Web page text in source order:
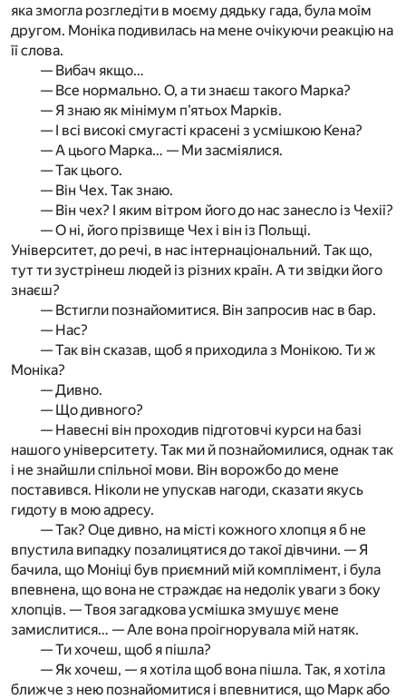
яка змогла розгледіти в моєму дядьку гада, була моїм
другом. Моніка подивилась на мене очікуючи реакцію на
її слова.
— Вибач якщо…
— Все нормально. О, а ти знаєш такого Марка?
— Я знаю як мінімум п’ятьох Марків.
— І всі високі смугасті красені з усмішкою Кена?
— А цього Марка… — Ми засміялися.
— Так цього.
— Він Чех. Так знаю.
— Він чех? І яким вітром його до нас занесло із Чехії?
— О ні, його прізвище Чех і він із Польщі.
Університет, до речі, в нас інтернаціональний. Так що,
тут ти зустрінеш людей із різних країн. А ти звідки його
знаєш?
— Встигли познайомитися. Він запросив нас в бар.
— Нас?
— Так він сказав, щоб я приходила з Монікою. Ти ж
Моніка?
— Дивно.
— Що дивного?
— Навесні він проходив підготовчі курси на базі
нашого університету. Так ми й познайомилися, однак так
і не знайшли спільної мови. Він ворожбо до мене
поставився. Ніколи не упускав нагоди, сказати якусь
гидоту в мою адресу.
— Так? Оце дивно, на місті кожного хлопця я б не
впустила випадку позалицятися до такої дівчини. — Я
бачила, що Моніці був приємний мій комплімент, і була
впевнена, що вона не страждає на недолік уваги з боку
хлопців. — Твоя загадкова усмішка змушує мене
замислитися… — Але вона проігнорувала мій натяк.
— Ти хочеш, щоб я пішла?
— Як хочеш, — я хотіла щоб вона пішла. Так, я хотіла
ближче з нею познайомитися і впевнитися, що Марк або